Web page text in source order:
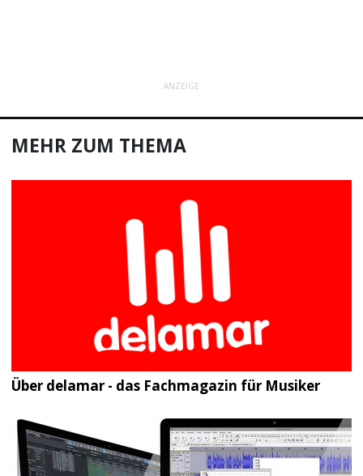
ANZEIGE
MEHR ZUM THEMA
Über delamar - das Fachmagazin für Musiker